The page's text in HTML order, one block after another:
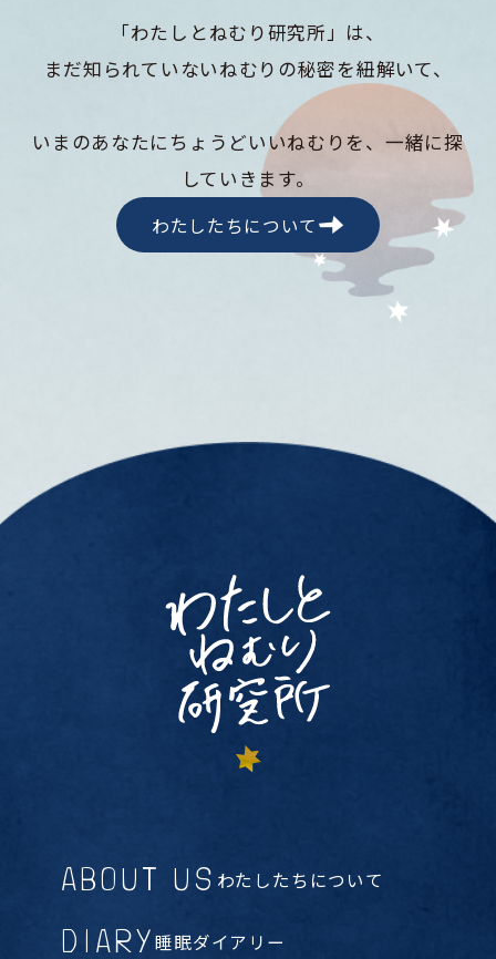
「わたしとねむり研究所」は、
まだ知られていないねむりの秘密を紐解いて、
いまのあなたにちょうどいいねむりを、一緒に探
していきます。
わたしたちについて
ABOUT US わたしたちについて
DIARY睡眠ダイアリー